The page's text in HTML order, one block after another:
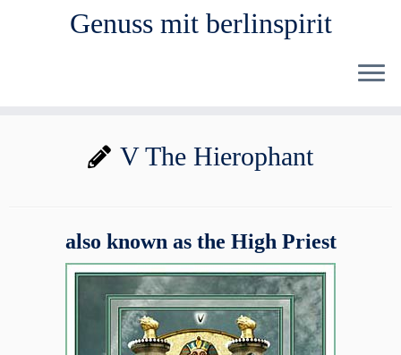
Genuss mit berlinspirit
V The Hierophant
also known as the High Priest